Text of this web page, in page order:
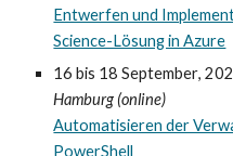
Entwerfen und
Science-Lösung in Azure
16 bis 18September,
Hamburg (online)
Automatisieren der
PowerShell